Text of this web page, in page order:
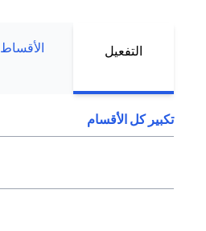
التفعيل الأقساط
تكبير كل الأقسام